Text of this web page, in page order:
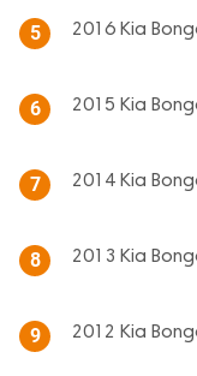
5 2016 Kia
6 2015 Kia
7 2014 Kia
8 2013 Kia
9 2012 Kia